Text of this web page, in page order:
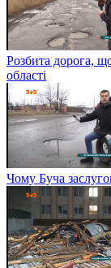
Розбита дорога,
області
Чому Буча